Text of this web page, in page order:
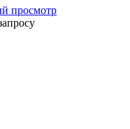
просмотр